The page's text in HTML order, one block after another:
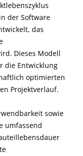
der Software
das
Dieses Modell
die Entwicklung
optimierten
Projektverlauf.
sowie
umfassend